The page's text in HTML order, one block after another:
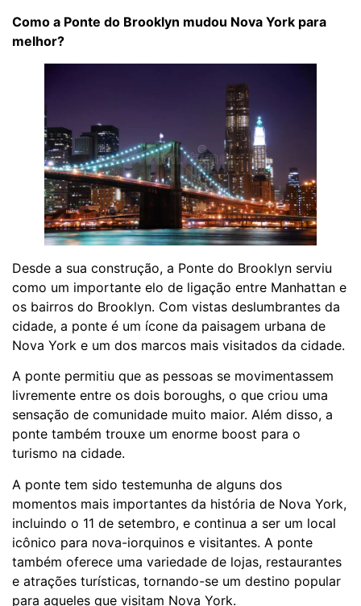
Como a Ponte do Brooklyn mudou Nova York para
melhor?
Desde a sua construção, a Ponte do Brooklyn serviu
como um importante elo de ligação entre Manhattan e
os bairros do Brooklyn. Com vistas deslumbrantes da
cidade, a ponte é um ícone da paisagem urbana de
Nova York e um dos marcos mais visitados da cidade.
A ponte permitiu que as pessoas se movimentassem
livremente entre os dois boroughs, o que criou uma
sensação de comunidade muito maior. Além disso, a
ponte também trouxe um enorme boost para o
turismo na cidade.
A ponte tem sido testemunha de alguns dos
momentos mais importantes da história de Nova York,
incluindo o 11 de setembro, e continua a ser um local
icônico para nova-iorquinos e visitantes. A ponte
também oferece uma variedade de lojas, restaurantes
e atrações turísticas, tornando-se um destino popular
para aqueles que visitam Nova York.